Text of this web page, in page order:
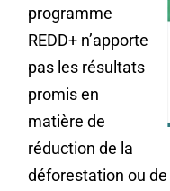
programme
REDD+ n’apporte
pas les résultats
promis en
matière de
réduction de la
déforestation ou